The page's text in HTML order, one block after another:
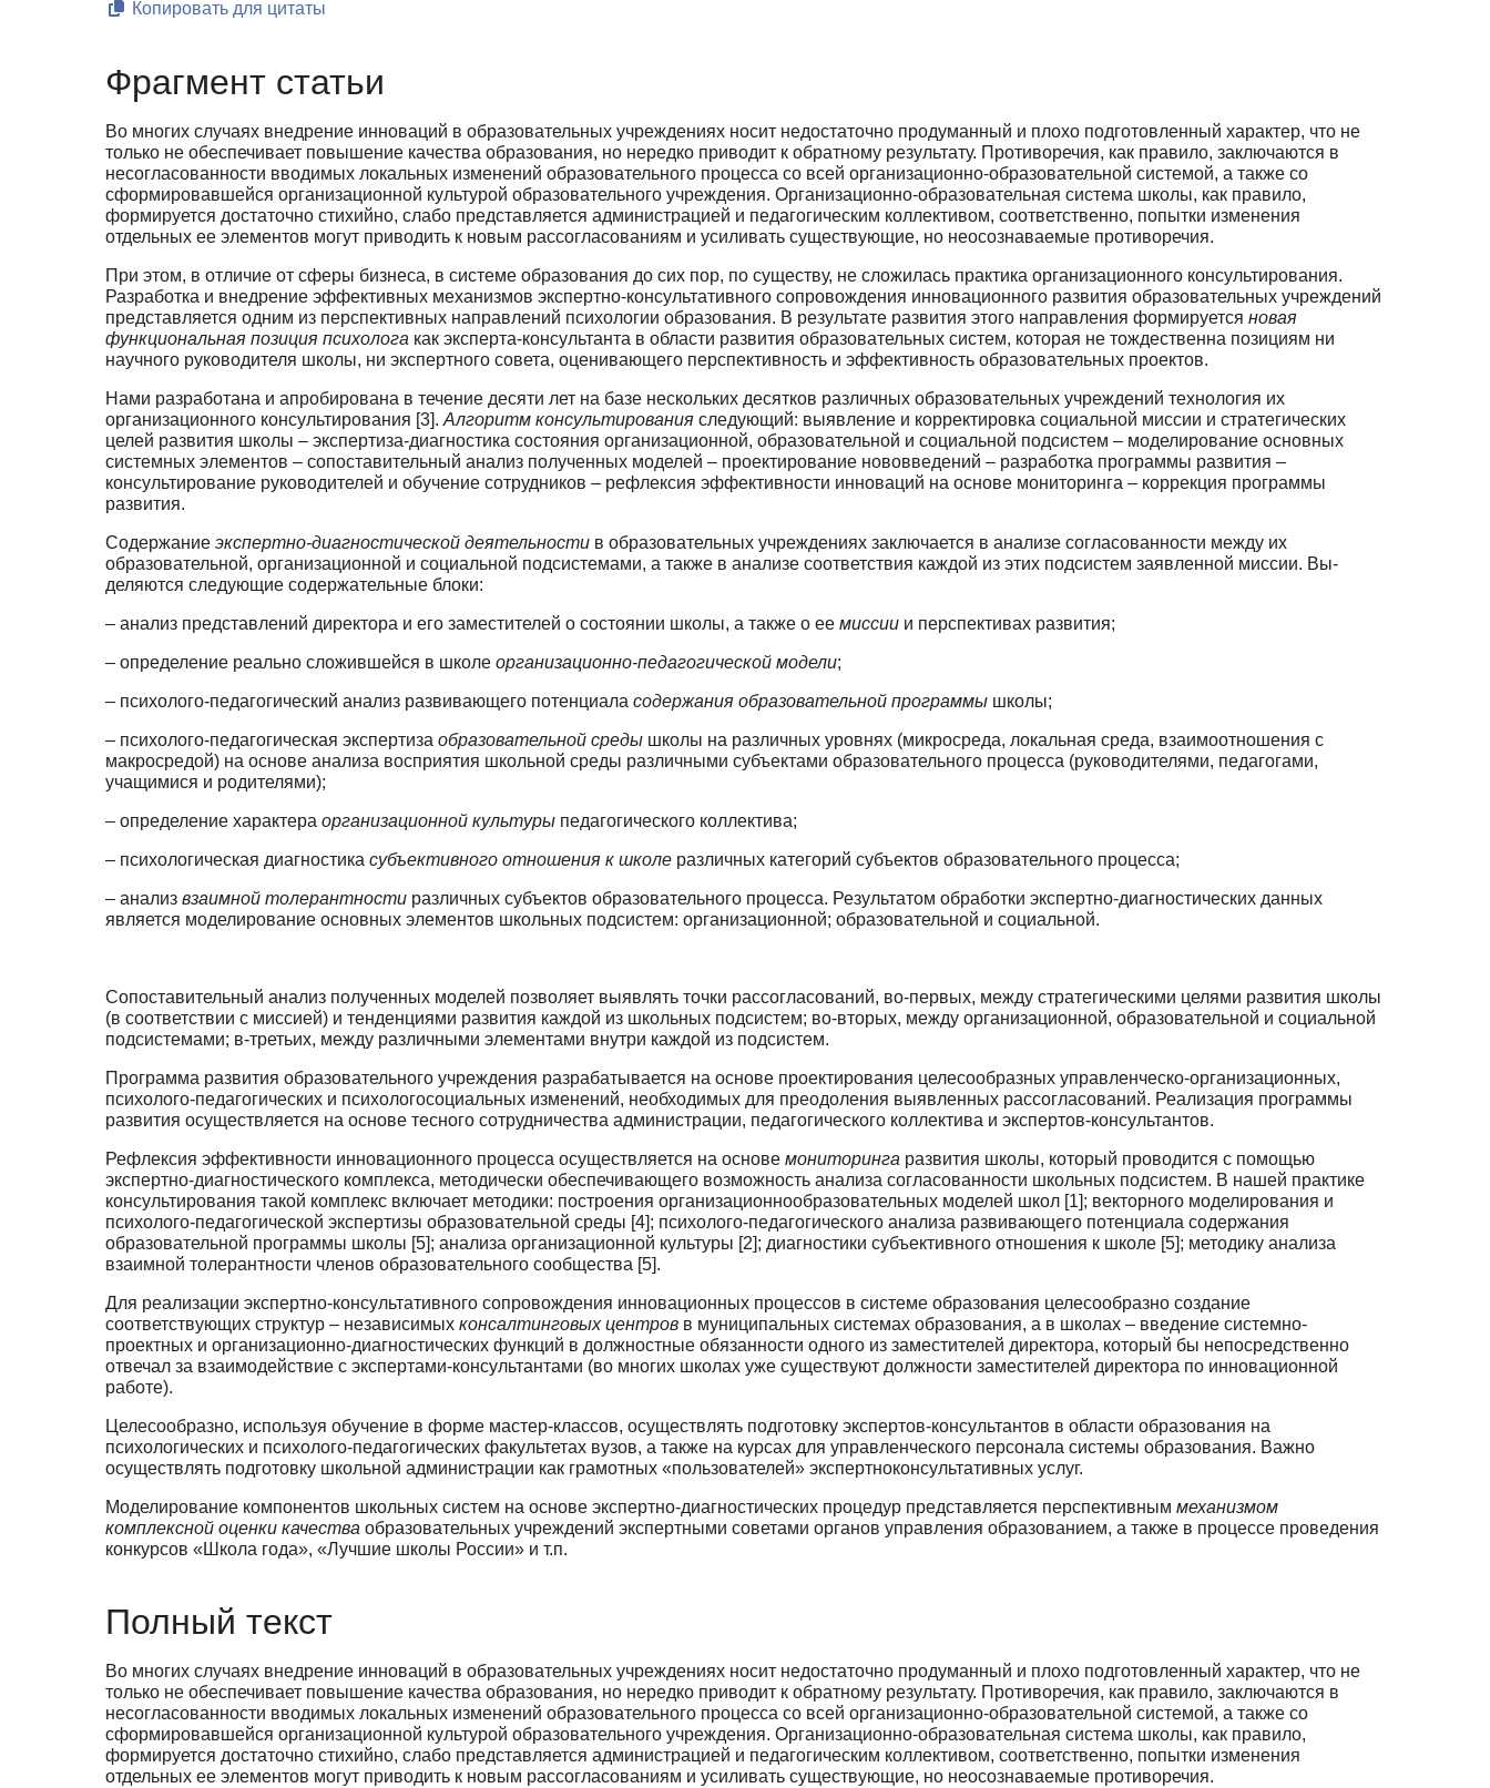
Копировать для цитаты
Фрагмент статьи
Во многих случаях внедрение инноваций в образовательных учреждениях носит недоста­точно продуманный и плохо подготовленный характер, что не
только не обеспечивает повыше­ние качества образования, но нередко приводит к обратному результату. Противоречия, как прави­ло, заключаются в
несогласованности вводимых локальных изменений образовательного процес­са со всей организационно-образовательной системой, а также со
сформировавшейся организаци­онной культурой образовательного учреждения. Организационно-образовательная система школы, как правило,
формируется достаточно стихийно, слабо представляется администрацией и педаго­гическим коллективом, соответственно, попытки изменения
отдельных ее элементов могут при­водить к новым рассогласованиям и усиливать существующие, но неосознаваемые противоречия.
При этом, в отличие от сферы бизнеса, в системе образования до сих пор, по существу, не сложилась практика организационного консультирования.
Разработка и внедрение эффективных механизмов экспертно-консультативного сопровождения инновационного развития образователь­ных учреждений
представляется одним из перспективных направлений психологии образования. В результате развития этого направления формируется новая
функциональная позиция психолога как эксперта-консультанта в области развития образовательных систем, которая не тождественна по­зициям ни
научного руководителя школы, ни экспертного совета, оценивающего перспективность и эффективность образовательных проектов.
Нами разработана и апробирована в течение десяти лет на базе нескольких десятков различ­ных образовательных учреждений технология их
организационного консультирования [3]. Алго­ритм консультирования следующий: выявление и корректировка социальной миссии и стратеги­ческих
целей развития школы – экспертиза-диагностика состояния организационной, образователь­ной и социальной подсистем – моделирование основных
системных элементов – сопоставитель­ный анализ полученных моделей – проектирование нововведений – разработка программы разви­тия –
консультирование руководителей и обучение сотрудников – рефлексия эффективности инно­ваций на основе мониторинга – коррекция программы
развития.
Содержание экспертно-диагностической деятельности в образовательных учреждениях за­ключается в анализе согласованности между их
образовательной, организационной и социальной подсистемами, а также в анализе соответствия каждой из этих подсистем заявленной миссии. Вы­
деляются следующие содержательные блоки:
– анализ представлений директора и его заместителей о состоянии школы, а также о ее мис­сии и перспективах развития;
– определение реально сложившейся в школе организационно-педагогической модели;
– психолого-педагогический анализ развивающего потенциала содержания образователь­ной программы школы;
– психолого-педагогическая экспертиза образовательной среды школы на различных уров­нях (микросреда, локальная среда, взаимоотношения с
макросредой) на основе анализа восприя­тия школьной среды различными субъектами образовательного процесса (руководителями, педа­гогами,
учащимися и родителями);
– определение характера организационной культуры педагогического коллектива;
– психологическая диагностика субъективного отношения к школе различных категорий субъектов образовательного процесса;
– анализ взаимной толерантности различных субъектов образовательного процесса. Результатом обработки экспертно-диагностических данных
является моделирование основ­ных элементов школьных подсистем: организационной; образовательной и социальной.
Сопоставительный анализ полученных моделей позволяет выявлять точки рассогласований, во-первых, между стратегическими целями развития школы
(в соответствии с миссией) и тенден­циями развития каждой из школьных подсистем; во-вторых, между организационной, образова­тельной и социальной
подсистемами; в-третьих, между различными элементами внутри каждой из подсистем.
Программа развития образовательного учреждения разрабатывается на основе проектиро­вания целесообразных управленческо-организационных,
психолого-педагогических и психолого­социальных изменений, необходимых для преодоления выявленных рассогласований. Реализация программы
развития осуществляется на основе тесного сотрудничества администрации, педагоги­ческого коллектива и экспертов-консультантов.
Рефлексия эффективности инновационного процесса осуществляется на основе мониторин­га развития школы, который проводится с помощью
экспертно-диагностического комплекса, мето­дически обеспечивающего возможность анализа согласованности школьных подсистем. В нашей практике
консультирования такой комплекс включает методики: построения организационно­образовательных моделей школ [1]; векторного моделирования и
психолого-педагогической экс­пертизы образовательной среды [4]; психолого-педагогического анализа развивающего потенциа­ла содержания
образовательной программы школы [5]; анализа организационной культуры [2]; ди­агностики субъективного отношения к школе [5]; методику анализа
взаимной толерантности чле­нов образовательного сообщества [5].
Для реализации экспертно-консультативного сопровождения инновационных процессов в си­стеме образования целесообразно создание
соответствующих структур – независимых консалтинго­вых центров в муниципальных системах образования, а в школах – введение системно-
проектных и организационно-диагностических функций в должностные обязанности одного из заместителей директора, который бы непосредственно
отвечал за взаимодействие с экспертами-консультантами (во многих школах уже существуют должности заместителей директора по инновационной
работе).
Целесообразно, используя обучение в форме мастер-классов, осуществлять подготовку экспертов-консультантов в области образования на
психологических и психолого-педагогических факультетах вузов, а также на курсах для управленческого персонала системы образования. Важно
осуществлять подготовку школьной администрации как грамотных «пользователей» экспертно­консультативных услуг.
Моделирование компонентов школьных систем на основе экспертно-диагностических про­цедур представляется перспективным механизмом
комплексной оценки качества образовательных учреждений экспертными советами органов управления образованием, а также в процессе прове­дения
конкурсов «Школа года», «Лучшие школы России» и т.п.
Полный текст
Во многих случаях внедрение инноваций в образовательных учреждениях носит недоста­точно продуманный и плохо подготовленный характер, что не
только не обеспечивает повыше­ние качества образования, но нередко приводит к обратному результату. Противоречия, как прави­ло, заключаются в
несогласованности вводимых локальных изменений образовательного процес­са со всей организационно-образовательной системой, а также со
сформировавшейся организаци­онной культурой образовательного учреждения. Организационно-образовательная система школы, как правило,
формируется достаточно стихийно, слабо представляется администрацией и педаго­гическим коллективом, соответственно, попытки изменения
отдельных ее элементов могут при­водить к новым рассогласованиям и усиливать существующие, но неосознаваемые противоречия.